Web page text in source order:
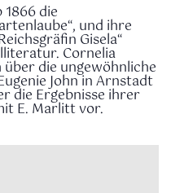
die
und ihre
Gisela“
Cornelia
die ungewöhnliche
John in Arnstadt
die Ergebnisse ihrer
E. Marlitt vor.